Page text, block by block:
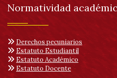
Normatividad
Derechos pecuniarios
Estatuto Estudiantil
Estatuto Académico
Estatuto Docente